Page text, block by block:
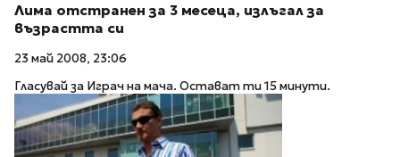
Лима отстранен за 3 месеца, излъгал за
възрастта си
23 май 2008, 23:06
Гласувай за Играч на мача. Остават ти 15 минути.